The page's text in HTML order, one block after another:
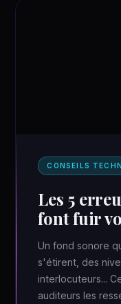
CONSEILS
Les 5
font fuir
Un fond sonore
s'étirent, des
interlocuteurs...
auditeurs les